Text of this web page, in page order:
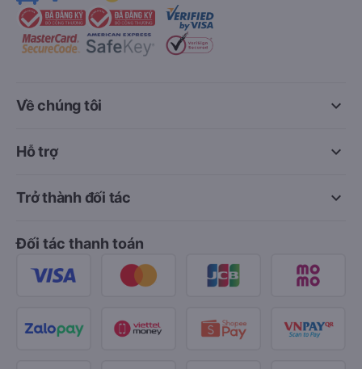
keyboard_arrow_down
Về chúng tôi
keyboard_arrow_down
Hỗ trợ
keyboard_arrow_down
Trở thành đối tác
Đối tác thanh toán